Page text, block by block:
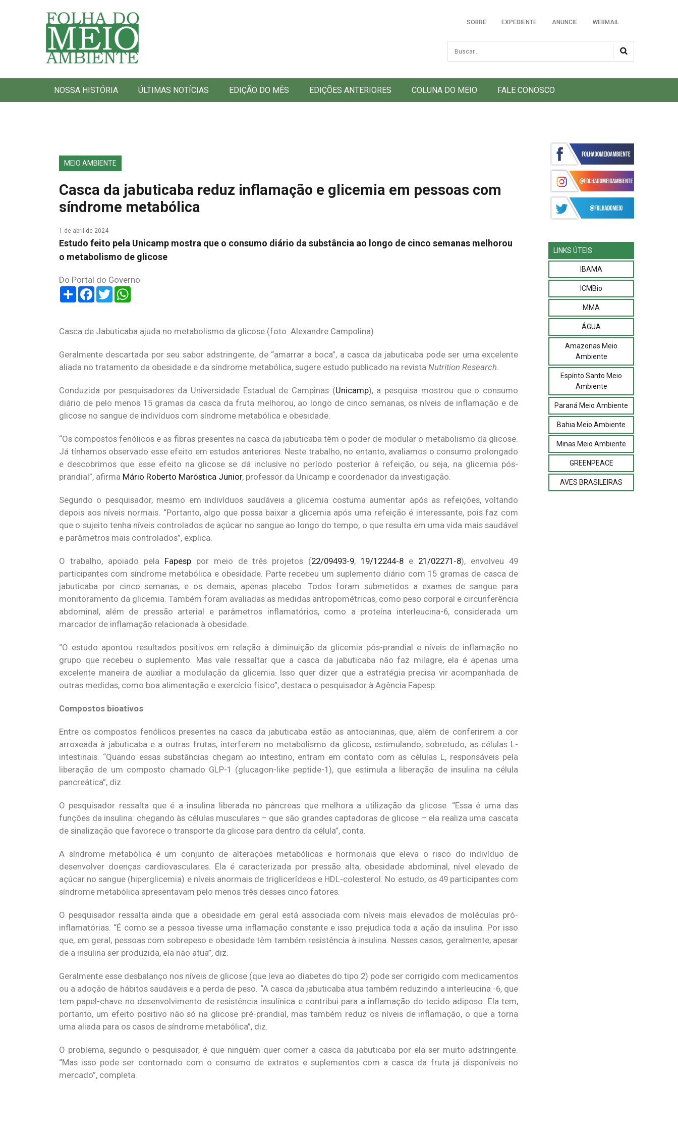
Folha do Meio Ambiente
SOBRE EXPEDIENTE ANUNCIE WEBMAIL
Busca
NOSSA HISTÓRIA ÚLTIMAS NOTÍCIAS EDIÇÃO DO MÊS EDIÇÕES ANTERIORES COLUNA DO MEIO FALE CONOSCO
MEIO AMBIENTE
Casca da jabuticaba reduz inflamação e glicemia em pessoas com
síndrome metabólica
1 de abril de 2024
Estudo feito pela Unicamp mostra que o consumo diário da substância ao longo de cinco semanas melhorou
o metabolismo de glicose
Do Portal do Governo
ShareFacebook
Twitter
Casca de Jabuticaba ajuda no metabolismo da glicose (foto: Alexandre Campolina)
Geralmente descartada por seu sabor adstringente, de “amarrar a boca”, a casca da jabuticaba pode ser uma excelente
aliada no tratamento da obesidade e da síndrome metabólica, sugere estudo publicado na revista Nutrition Research.
Conduzida por pesquisadores da Universidade Estadual de Campinas (Unicamp), a pesquisa mostrou que o consumo
diário de pelo menos 15 gramas da casca da fruta melhorou, ao longo de cinco semanas, os níveis de inflamação e de
glicose no sangue de indivíduos com síndrome metabólica e obesidade.
“Os compostos fenólicos e as fibras presentes na casca da jabuticaba têm o poder de modular o metabolismo da glicose.
Já tínhamos observado esse efeito em estudos anteriores. Neste trabalho, no entanto, avaliamos o consumo prolongado
e descobrimos que esse efeito na glicose se dá inclusive no período posterior à refeição, ou seja, na glicemia pós-
prandial”, afirma Mário Roberto Maróstica Junior, professor da Unicamp e coordenador da investigação.
Segundo o pesquisador, mesmo em indivíduos saudáveis a glicemia costuma aumentar após as refeições, voltando
depois aos níveis normais. “Portanto, algo que possa baixar a glicemia após uma refeição é interessante, pois faz com
que o sujeito tenha níveis controlados de açúcar no sangue ao longo do tempo, o que resulta em uma vida mais saudável
e parâmetros mais controlados”, explica.
O trabalho, apoiado pela Fapesppor meio de três projetos (22/09493-9, 19/12244-8 e 21/02271-8), envolveu 49
participantes com síndrome metabólica e obesidade. Parte recebeu um suplemento diário com 15 gramas de casca de
jabuticaba por cinco semanas, e os demais, apenas placebo. Todos foram submetidos a exames de sangue para
monitoramento da glicemia. Também foram avaliadas as medidas antropométricas, como peso corporal e circunferência
abdominal, além de pressão arterial e parâmetros inflamatórios, como a proteína interleucina-6, considerada um
marcador de inflamação relacionada à obesidade.
“O estudo apontou resultados positivos em relação à diminuição da glicemia pós-prandial e níveis de inflamação no
grupo que recebeu o suplemento. Mas vale ressaltar que a casca da jabuticaba não faz milagre, ela é apenas uma
excelente maneira de auxiliar a modulação da glicemia. Isso quer dizer que a estratégia precisa vir acompanhada de
outras medidas, como boa alimentação e exercício físico”, destaca o pesquisador à Agência Fapesp.
Compostos bioativos
Entre os compostos fenólicos presentes na casca da jabuticaba estão as antocianinas, que, além de conferirem a cor
arroxeada à jabuticaba e a outras frutas, interferem no metabolismo da glicose, estimulando, sobretudo, as células L-
intestinais. “Quando essas substâncias chegam ao intestino, entram em contato com as células L, responsáveis pela
liberação de um composto chamado GLP-1 (glucagon-like peptide-1), que estimula a liberação de insulina na célula
pancreática”, diz.
O pesquisador ressalta que é a insulina liberada no pâncreas que melhora a utilização da glicose. “Essa é uma das
funções da insulina: chegando às células musculares – que são grandes captadoras de glicose – ela realiza uma cascata
de sinalização que favorece o transporte da glicose para dentro da célula”, conta.
A síndrome metabólica é um conjunto de alterações metabólicas e hormonais que eleva o risco do indivíduo de
desenvolver doenças cardiovasculares. Ela é caracterizada por pressão alta, obesidade abdominal, nível elevado de
açúcar no sangue (hiperglicemia) e níveis anormais de triglicerídeos e HDL-colesterol. No estudo, os 49 participantes com
síndrome metabólica apresentavam pelo menos três desses cinco fatores.
O pesquisador ressalta ainda que a obesidade em geral está associada com níveis mais elevados de moléculas pró-
inflamatórias. “É como se a pessoa tivesse uma inflamação constante e isso prejudica toda a ação da insulina. Por isso
que, em geral, pessoas com sobrepeso e obesidade têm também resistência à insulina. Nesses casos, geralmente, apesar
de a insulina ser produzida, ela não atua”, diz.
Geralmente esse desbalanço nos níveis de glicose (que leva ao diabetes do tipo 2) pode ser corrigido com medicamentos
ou a adoção de hábitos saudáveis e a perda de peso. “A casca da jabuticaba atua também reduzindo a interleucina -6, que
tem papel-chave no desenvolvimento de resistência insulínica e contribui para a inflamação do tecido adiposo. Ela tem,
portanto, um efeito positivo não só na glicose pré-prandial, mas também reduz os níveis de inflamação, o que a torna
uma aliada para os casos de síndrome metabólica”, diz.
O problema, segundo o pesquisador, é que ninguém quer comer a casca da jabuticaba por ela ser muito adstringente.
“Mas isso pode ser contornado com o consumo de extratos e suplementos com a casca da fruta já disponíveis no
mercado”, completa.
LINKS ÚTEIS
IBAMA
ICMBio
MMA
ÁGUA
Amazonas Meio
Ambiente
Espírito Santo Meio
Ambiente
Paraná Meio Ambiente
Bahia Meio Ambiente
Minas Meio Ambiente
GREENPEACE
AVES BRASILEIRAS